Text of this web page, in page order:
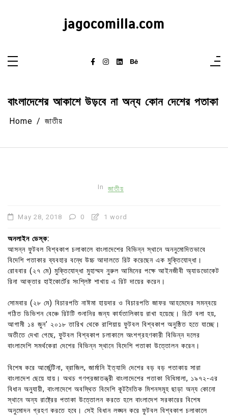
jagocomilla.com
বাংলাদেশের আকাশে উড়বে না অন্য কোন দেশের পতাকা
Home জাতীয়
In জাতীয়
May 28, 2018 0 1 word
অনলাইন ডেস্ক:
আসন্ন ফুটবল বিশ্বকাপ চলাকালে বাংলাদেশের বিভিন্ন স্থানে অননুমোদিতভাবে
বিদেশি পতাকার ব্যবহার বন্ধে উচ্চ আদালতে রিট করেছেন এক মুক্তিযোদ্ধা।
রোববার (২৭ মে) মুক্তিযোদ্ধা মুহাম্মদ নুরুল আমিনের পক্ষে আইনজীবী অ্যাডভোকেট
রিনা আক্তার হাইকোর্টের সংশ্লিষ্ট শাখায় এ রিট দায়ের করেন।
সোমবার (২৮ মে) বিচারপতি নাঈমা হায়দার ও বিচারপতি জাফর আহমেদের সমন্বয়ে
গঠিত ডিভিশন বেঞ্চে রিটটি শুনানির জন্য কার্যতালিকায় রাখা হয়েছে। রিটে বলা হয়,
আগামী ১৪ জুন’ ২০১৮ তারিখ থেকে রাশিয়ায় ফুটবল বিশ্বকাপ অনুষ্ঠিত হতে যাচ্ছে।
অতীতে দেখা গেছে, ফুটবল বিশ্বকাপ চলাকালে অংশগ্রহণকারী বিভিন্ন দলের
বাংলাদেশি সমর্থকেরা দেশের বিভিন্ন স্থানে বিদেশি পতাকা উত্তোলন করেন।
বিশেষ করে আর্জেন্টিনা, ব্রাজিল, জার্মানি ইত্যাদি দেশের বড় বড় পতাকায় সারা
বাংলাদেশ ছেয়ে যায়। অথচ গণপ্রজাতন্ত্রী বাংলাদেশের পতাকা বিধিমালা, ১৯৭২-এর
বিধান অনুযায়ী, বাংলাদেশে অবস্থিত বিদেশি কূটনৈতিক মিশনসমূহ ছাড়া অন্য কোনো
স্থানে অন্য রাষ্ট্রের পতাকা উত্তোলন করতে হলে বাংলাদেশ সরকারের বিশেষ
অনুমোদন গ্রহণ করতে হবে। সেই বিধান লঙ্ঘন করে ফুটবল বিশ্বকাপ চলাকালে